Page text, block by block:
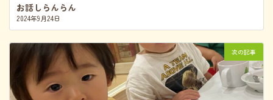
お話しらんらん
2024年9月24日
次の記事